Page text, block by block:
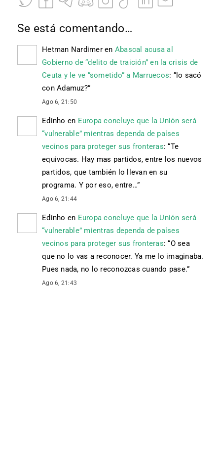
Se está comentando…
Hetman Nardimeren Abascal acusa al
Gobierno de “delito de traición” en la crisis de
Ceuta y le ve “sometido” a Marruecos: “lo sacó
con Adamuz?”
Ago 6, 21:50
Edinho en Europa concluye que la Unión será
“vulnerable” mientras dependa de países
vecinos para proteger sus fronteras: “Te
equivocas. Hay mas partidos, entre los nuevos
partidos, que también lo llevan en su
programa. Y por eso, entre…”
Ago 6, 21:44
Edinho en Europa concluye que la Unión será
“vulnerable” mientras dependa de países
vecinos para proteger sus fronteras: “O sea
que no lo vas a reconocer. Ya me lo imaginaba.
Pues nada, no lo reconozcas cuando pase.”
Ago 6, 21:43